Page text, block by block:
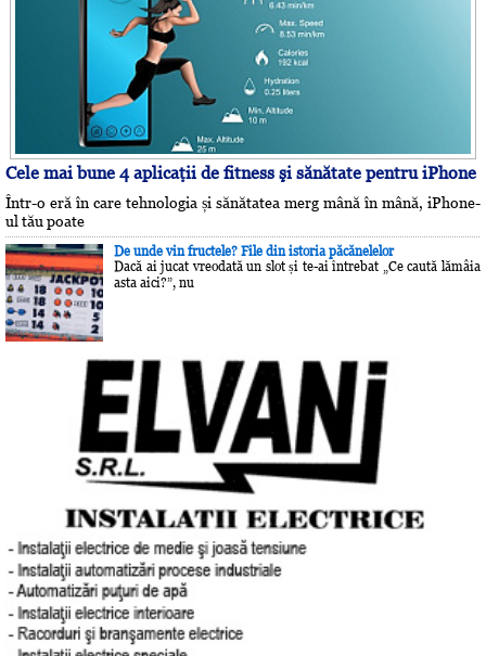
Cele mai bune 4 aplicaţii de fitness şi sănătate pentru iPhone
Într-o eră în care tehnologia și sănătatea merg mână în mână, iPhone-
ul tău poate
De unde vin fructele? File din istoria păcănelelor
Dacă ai jucat vreodată un slot și te-ai întrebat „Ce caută lămâia
asta aici?”, nu